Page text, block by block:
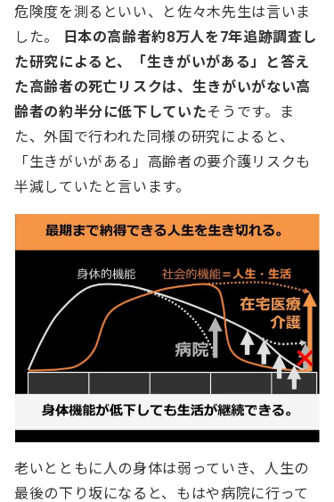
危険度を測るといい、と佐々木先生は言いま
した。
日本の高齢者約8万人を7年追跡調査し
た研究によると、「生きがいがある」と答え
た高齢者の死亡リスクは、生きがいがない高
齢者の約半分に低下していたそうです。ま
た、外国で行われた同様の研究によると、
「生きがいがある」高齢者の要介護リスクも
半減していたと言います。
老いとともに人の身体は弱っていき、人生の
最後の下り坂になると、もはや病院に行って